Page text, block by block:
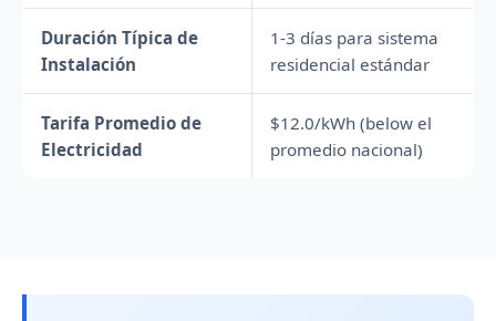
Duración Típica de
Instalación
1-3 días para sistema
residencial estándar
Tarifa Promedio de
Electricidad
$12.0/kWh (below el
promedio nacional)